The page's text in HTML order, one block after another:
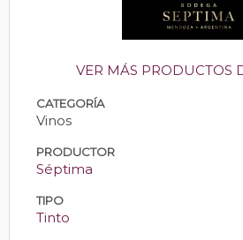
VER MÁS PRODUCTOS
CATEGORÍA
Vinos
PRODUCTOR
Séptima
TIPO
Tinto